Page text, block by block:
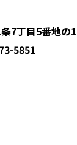
7丁目5番地の
5851